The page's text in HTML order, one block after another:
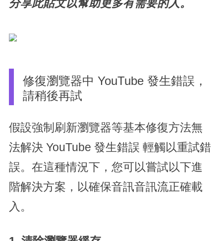
分享此貼文以幫助更多有需要的人。
修復瀏覽器中 YouTube 發生錯誤，
請稍後再試
假設強制刷新瀏覽器等基本修復方法無
法解決 YouTube 發生錯誤 輕觸以重試錯
誤。在這種情況下，您可以嘗試以下進
階解決方案，以確保音訊音訊流正確載
入。